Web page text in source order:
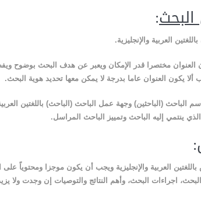
:
العربية والإنجليزية.
.
الباحث (الباحثين) وجهة عمل الباحث (الباحث) باللغتين العربية
ينتمي إليه الباحث وتمييز الباحث المراسل.
:
العربية والإنجليزية ويجب أن يكون موجزا ومحتوياً على
اجراءات البحث، وأهم النتائج والتوصيات إن وجدت ولا يزيد عدد